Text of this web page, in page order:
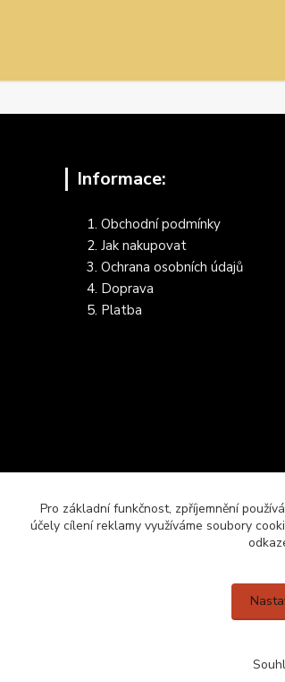
Informace:
Obchodní podmínky
Jak nakupovat
Ochrana osobních údajů
Doprava
Platba
Pro základní funkčnost, zpříjemnění
účely cílení reklamy využíváme soubory